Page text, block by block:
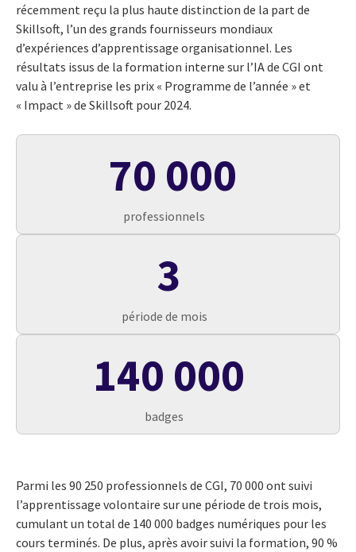
récemment reçu la plus haute distinction de la part de
Skillsoft, l’un des grands fournisseurs mondiaux
d’expériences d’apprentissage organisationnel. Les
résultats issus de la formation interne sur l’IA de CGI ont
valu à l’entreprise les prix « Programme de l’année » et
« Impact » de Skillsoft pour 2024.
70 000
professionnels
3
période de mois
140 000
badges
Parmi les 90 250 professionnels de CGI, 70 000 ont suivi
l’apprentissage volontaire sur une période de trois mois,
cumulant un total de 140 000 badges numériques pour les
cours terminés. De plus, après avoir suivi la formation, 90 %